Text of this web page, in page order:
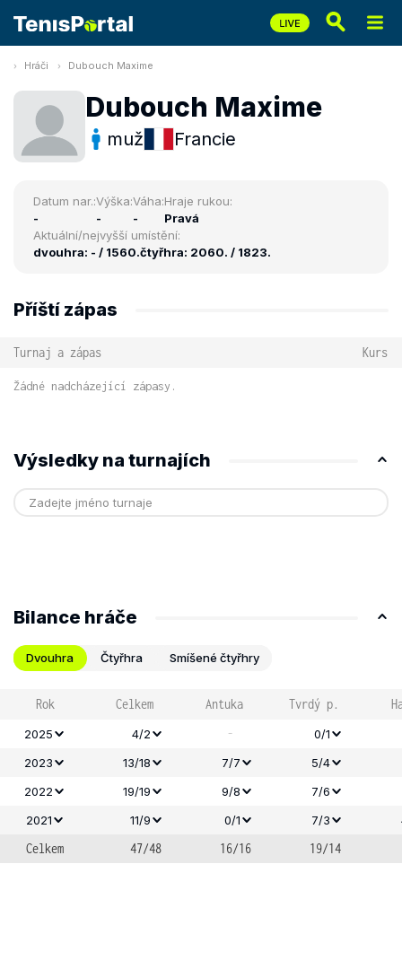
Hráči Dubouch Maxime
Dubouch Maxime
muž Francie
Datum nar.:
-
Výška:
-
Váha:
-
Hraje rukou:
Pravá
Aktuální/nejvyšší umístění:
dvouhra: - / 1560.čtyřhra: 2060. / 1823.
Příští zápas
Turnaj a zápas Kurs
Žádné nadcházející zápasy.
Výsledky na turnajích
Bilance hráče
Dvouhra Čtyřhra Smíšené čtyřhry
Rok Celkem Antuka Tvrdý p.
2025 4/2 -
0/1
2023
13/18 7/7
5/4
2022
19/19 9/8 7/6
2021
11/9 0/1 7/3
Celkem 47/48 16/16 19/14